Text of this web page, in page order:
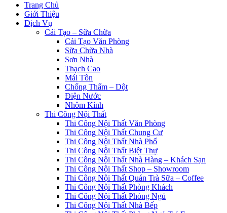
Trang Chủ
Giới Thiệu
Dịch Vụ
Cải Tạo – Sữa Chữa
Cải Tạo Văn Phòng
Sữa Chữa Nhà
Sơn Nhà
Thạch Cao
Mái Tôn
Chống Thấm – Dột
Điện Nước
Nhôm Kính
Thi Công Nội Thất
Thi Công Nội Thất Văn Phòng
Thi Công Nội Thất Chung Cư
Thi Công Nội Thất Nhà Phố
Thi Công Nội Thất Biệt Thự
Thi Công Nội Thất Nhà Hàng – Khách Sạn
Thi Công Nội Thất Shop – Showroom
Thi Công Nội Thất Quán Trà Sữa – Coffee
Thi Công Nội Thất Phòng Khách
Thi Công Nội Thất Phòng Ngủ
Thi Công Nội Thất Nhà Bếp